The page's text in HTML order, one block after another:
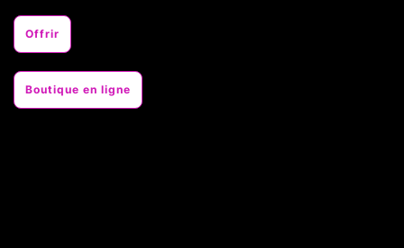
Offrir
Boutique en ligne